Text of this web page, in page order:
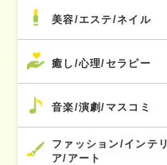
美容/エステ/ネイル
癒し/心理/セラピー
音楽/演劇/マスコミ
ファッション/インテリ
ア/アート